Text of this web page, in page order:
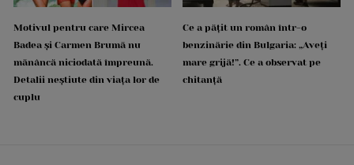
Motivul pentru care Mircea
Badea și Carmen Brumă nu
mănâncă niciodată împreună.
Detalii neștiute din viața lor de
cuplu
Ce a pățit un român într-o
benzinărie din Bulgaria: „Aveți
mare grijă!”. Ce a observat pe
chitanță